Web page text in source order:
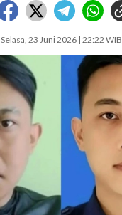
Selasa, 23 Juni 2026 | 22:22 WIB